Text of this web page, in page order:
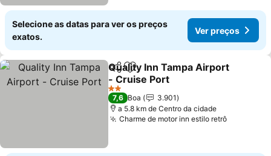
Selecione as datas para ver os preços
exatos.
Ver preços
PartilharAdicionar aos favoritos
Quality Inn Tampa Airport
- Cruise Port
2 Estrelas
7,6 Boa
3.901
a 5.8 km de Centro da cidade
Charme de motor inn estilo retrô